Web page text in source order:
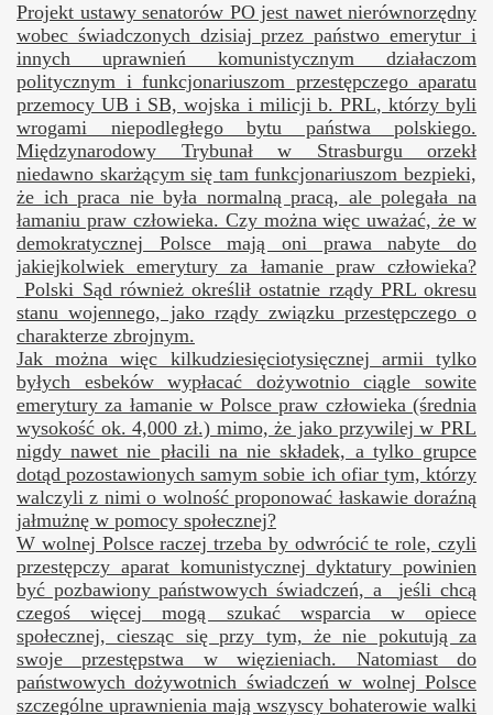
Projekt ustawy senatorów PO jest nawet nierównorzędny
wobec świadczonych dzisiaj przez państwo emerytur i
innych uprawnień komunistycznym działaczom
politycznym i funkcjonariuszom przestępczego aparatu
przemocy UB i SB, wojska i milicji b. PRL, którzy byli
wrogami niepodległego bytu państwa polskiego.
Międzynarodowy Trybunał w Strasburgu orzekł
niedawno skarżącym się tam funkcjonariuszom bezpieki,
że ich praca nie była normalną pracą, ale polegała na
łamaniu praw człowieka. Czy można więc uważać, że w
demokratycznej Polsce mają oni prawa nabyte do
jakiejkolwiek emerytury za łamanie praw człowieka?
Polski Sąd również określił ostatnie rządy PRL okresu
stanu wojennego, jako rządy związku przestępczego o
charakterze zbrojnym.
Jak można więc kilkudziesięciotysięcznej armii tylko
byłych esbeków wypłacać dożywotnio ciągle sowite
emerytury za łamanie w Polsce praw człowieka (średnia
wysokość ok. 4,000 zł.) mimo, że jako przywilej w PRL
nigdy nawet nie płacili na nie składek, a tylko grupce
dotąd pozostawionych samym sobie ich ofiar tym, którzy
walczyli z nimi o wolność proponować łaskawie doraźną
jałmużnę w pomocy społecznej?
W wolnej Polsce raczej trzeba by odwrócić te role, czyli
przestępczy aparat komunistycznej dyktatury powinien
być pozbawiony państwowych świadczeń, a
jeśli chcą
czegoś więcej mogą szukać wsparcia w opiece
społecznej, ciesząc się przy tym, że nie pokutują za
swoje przestępstwa w więzieniach. Natomiast do
państwowych dożywotnich świadczeń w wolnej Polsce
szczególne uprawnienia mają wszyscy bohaterowie walki